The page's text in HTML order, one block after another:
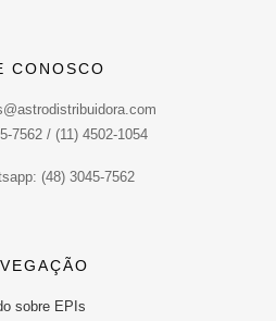
CONOSCO
7562 / (11) 4502-1054
(48) 3045-7562
sobre EPIs